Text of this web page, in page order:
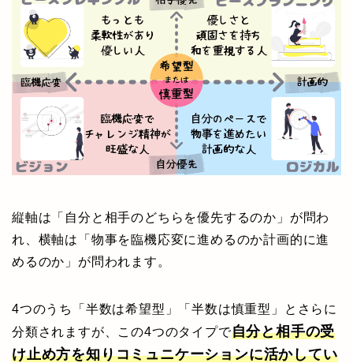
縦軸は「自分と相手のどちらを優先するのか」が問わ
れ、横軸は「物事を臨機応変に進めるのか計画的に進
めるのか」が問われます。
4つのうち「半数は希望型」「半数は慎重型」とさらに
分類されますが、この4つのタイプで自分と相手の受
け止め方を知りコミュニケーションに活かしてい